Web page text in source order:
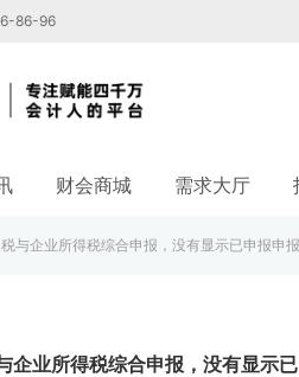
86-96
财会商城 需求大厅
与企业所得税综合申报，没有显示已申报申
企业所得税综合申报，没有显示